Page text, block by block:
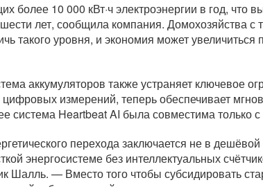
более 10 000 кВт·ч электроэнергии в год, что
шести лет, сообщила компания.
такого уровня, и экономия может
аккумуляторов также устраняет ключевое
измерений, теперь обеспечивает
система Heartbeat AI была совместима только
перехода заключается не в
энергосистеме без интеллектуальных
Шалль. — Вместо того чтобы субсидировать